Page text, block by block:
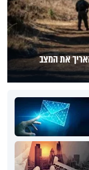
את המצב